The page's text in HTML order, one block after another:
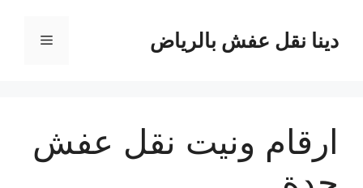
المحتوىدينا نقل عفش بالرياض القائمة
ارقام ونيت نقل عفش